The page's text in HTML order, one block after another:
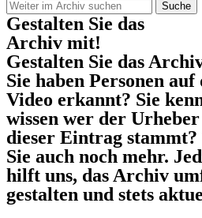
Suche
Gestalten Sie das
Archiv mit!
Gestalten Sie das
Sie haben Personen
Video erkannt? Sie
wissen wer der
dieser Eintrag
Sie auch noch mehr.
hilft uns, das Archiv
gestalten und stets